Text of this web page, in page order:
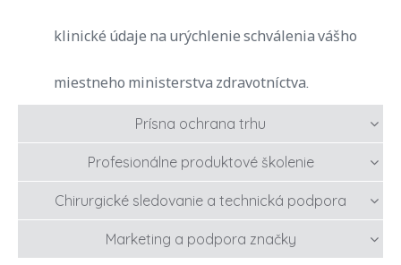
klinické údaje na urýchlenie schválenia vášho
miestneho ministerstva zdravotníctva.
Prísna ochrana trhu
Profesionálne produktové školenie
Chirurgické sledovanie a technická podpora
Marketing a podpora značky